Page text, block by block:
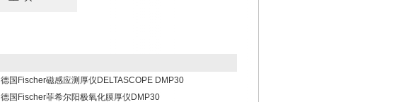
德国Fischer磁感应测厚仪DELTASCOPE DMP30
德国Fischer菲希尔阳极氧化膜厚仪DMP30